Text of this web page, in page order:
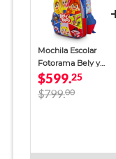
Mochila Escolar
Fotorama Bely y
Beto Niños
$599.25
$799.00